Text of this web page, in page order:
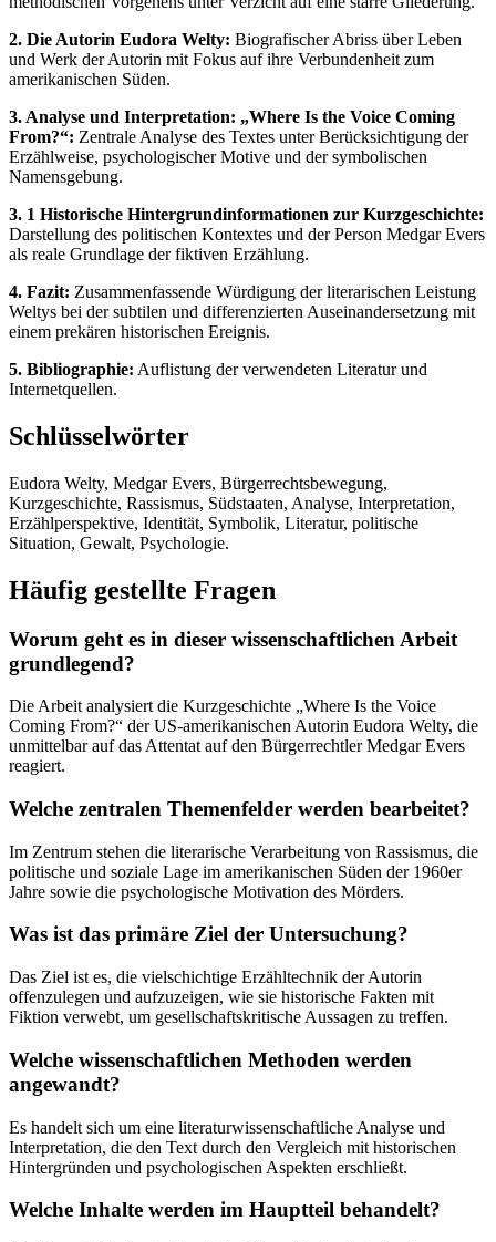
2. Die Autorin Eudora Welty: Biografischer Abriss über Leben
und Werk der Autorin mit Fokus auf ihre Verbundenheit zum
amerikanischen Süden.
3. Analyse und Interpretation: „Where Is the Voice Coming
From?“: Zentrale Analyse des Textes unter Berücksichtigung der
Erzählweise, psychologischer Motive und der symbolischen
Namensgebung.
3. 1 Historische Hintergrundinformationen zur Kurzgeschichte:
Darstellung des politischen Kontextes und der Person Medgar Evers
als reale Grundlage der fiktiven Erzählung.
4. Fazit: Zusammenfassende Würdigung der literarischen Leistung
Weltys bei der subtilen und differenzierten Auseinandersetzung mit
einem prekären historischen Ereignis.
5. Bibliographie: Auflistung der verwendeten Literatur und
Internetquellen.
Schlüsselwörter
Eudora Welty, Medgar Evers, Bürgerrechtsbewegung,
Kurzgeschichte, Rassismus, Südstaaten, Analyse, Interpretation,
Erzählperspektive, Identität, Symbolik, Literatur, politische
Situation, Gewalt, Psychologie.
Häufig gestellte Fragen
Worum geht es in dieser wissenschaftlichen Arbeit
grundlegend?
Die Arbeit analysiert die Kurzgeschichte „Where Is the Voice
Coming From?“ der US-amerikanischen Autorin Eudora Welty, die
unmittelbar auf das Attentat auf den Bürgerrechtler Medgar Evers
reagiert.
Welche zentralen Themenfelder werden bearbeitet?
Im Zentrum stehen die literarische Verarbeitung von Rassismus, die
politische und soziale Lage im amerikanischen Süden der 1960er
Jahre sowie die psychologische Motivation des Mörders.
Was ist das primäre Ziel der Untersuchung?
Das Ziel ist es, die vielschichtige Erzähltechnik der Autorin
offenzulegen und aufzuzeigen, wie sie historische Fakten mit
Fiktion verwebt, um gesellschaftskritische Aussagen zu treffen.
Welche wissenschaftlichen Methoden werden
angewandt?
Es handelt sich um eine literaturwissenschaftliche Analyse und
Interpretation, die den Text durch den Vergleich mit historischen
Hintergründen und psychologischen Aspekten erschließt.
Welche Inhalte werden im Hauptteil behandelt?